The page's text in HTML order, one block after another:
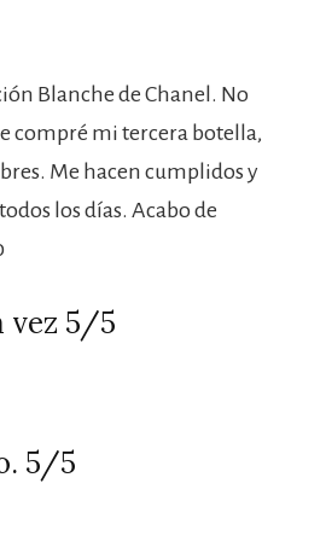
Blanche de Chanel. No
compré mi tercera botella,
Me hacen cumplidos y
los días. Acabo de
vez 5/5
5/5